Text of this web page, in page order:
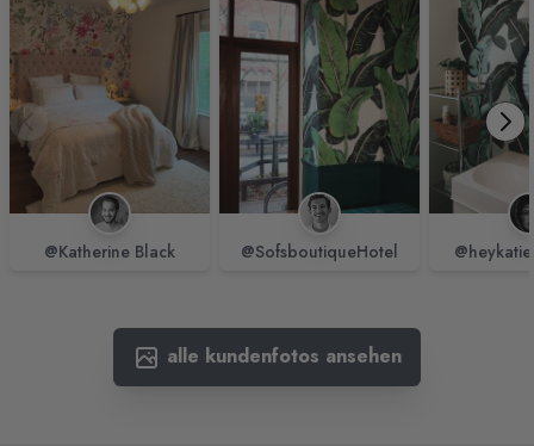
@Katherine Black @SofsboutiqueHotel
alle kundenfotos ansehen